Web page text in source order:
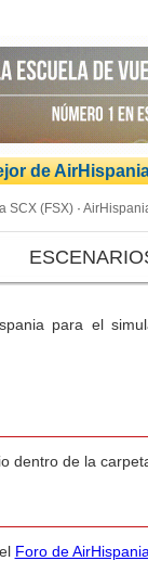
de
SCX (FSX) ·
para el
dentro de la
Foro de